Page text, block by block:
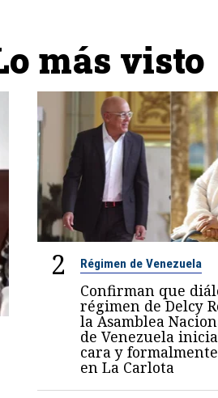
más visto
2 Régimen de Venezuela
Confirman que
régimen de Delcy
la Asamblea
de Venezuela
cara y
en La Carlota